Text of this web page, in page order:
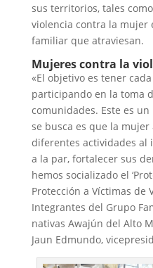
sus territorios, tales
violencia contra la mujer
familiar que atraviesan.
Mujeres contra la
«El objetivo es tener
participando en la toma
comunidades. Este es
se busca es que la
diferentes actividades al
a la par, fortalecer sus
hemos socializado el
Protección a Víctimas de
Integrantes del Grupo
nativas Awajún del Alto
Jaun Edmundo,